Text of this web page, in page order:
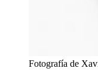
Fotografía de